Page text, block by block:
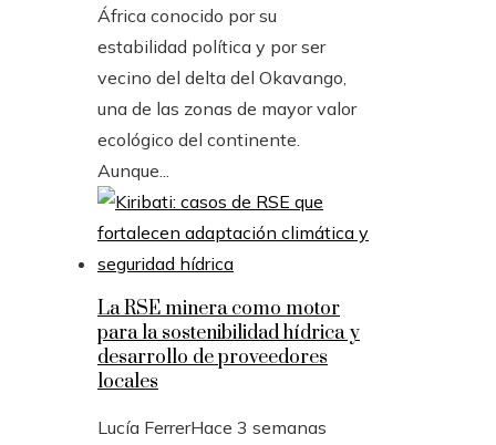
África conocido por su
estabilidad política y por ser
vecino del delta del Okavango,
una de las zonas de mayor valor
ecológico del continente.
Aunque...
La RSE minera como motor
para la sostenibilidad hídrica y
desarrollo de proveedores
locales
Lucía FerrerHace 3 semanas